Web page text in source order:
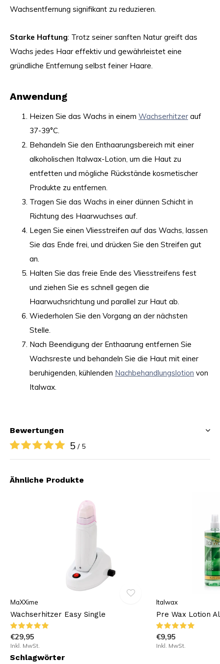
Wachsentfernung signifikant zu reduzieren.
Starke Haftung: Trotz seiner sanften Natur greift das
Wachs jedes Haar effektiv und gewährleistet eine
gründliche Entfernung selbst feiner Haare.
Anwendung
Heizen Sie das Wachs in einem Wachserhitzer auf
37-39°C.
Behandeln Sie den Enthaarungsbereich mit einer
alkoholischen Italwax-Lotion, um die Haut zu
entfetten und mögliche Rückstände kosmetischer
Produkte zu entfernen.
Tragen Sie das Wachs in einer dünnen Schicht in
Richtung des Haarwuchses auf.
Legen Sie einen Vliesstreifen auf das Wachs, lassen
Sie das Ende frei, und drücken Sie den Streifen gut
an.
Halten Sie das freie Ende des Vliesstreifens fest
und ziehen Sie es schnell gegen die
Haarwuchsrichtung und parallel zur Haut ab.
Wiederholen Sie den Vorgang an der nächsten
Stelle.
Nach Beendigung der Enthaarung entfernen Sie
Wachsreste und behandeln Sie die Haut mit einer
beruhigenden, kühlenden Nachbehandlungslotion von
Italwax.
Bewertungen
5 / 5
Ähnliche Produkte
MaXXime
Wachserhitzer Easy Single
€29,95
Inkl. MwSt.
Italwax
Pre Wax Lotion
€9,95
Inkl. MwSt.
Schlagwörter